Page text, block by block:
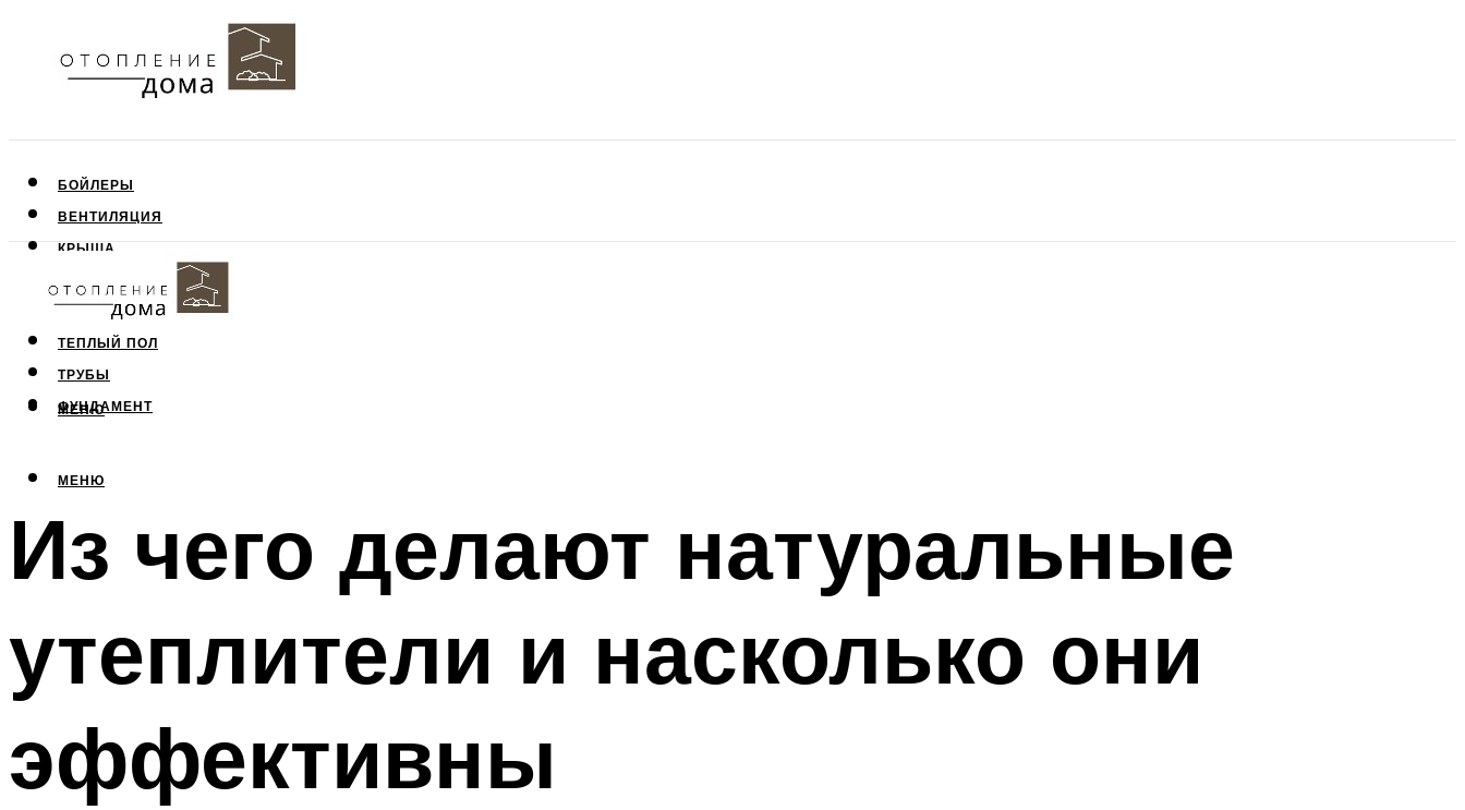
БОЙЛЕРЫ
ВЕНТИЛЯЦИЯ
КРЫША
СТЕНЫ
ТЕПЛЫЙ ПОЛ
ТРУБЫ
ФУНДАМЕНТ
МЕНЮ
МЕНЮ
Из чего делают натуральные
утеплители и насколько они
эффективны